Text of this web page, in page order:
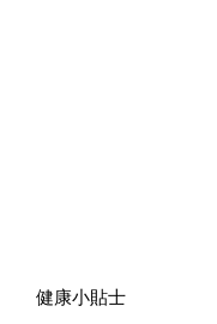
健康小貼士